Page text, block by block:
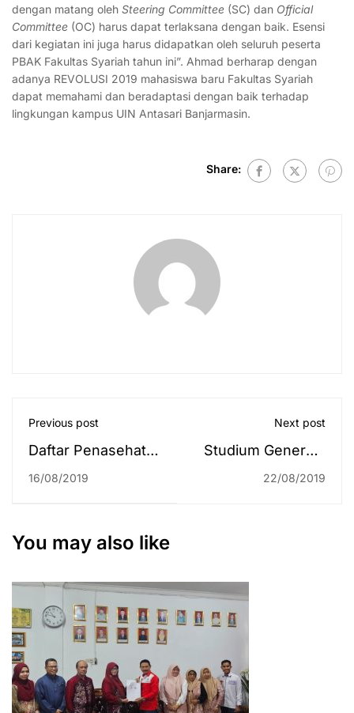
dengan matang oleh Steering Committee (SC) dan Official
Committee (OC) harus dapat terlaksana dengan baik. Esensi
dari kegiatan ini juga harus didapatkan oleh seluruh peserta
PBAK Fakultas Syariah tahun ini”. Ahmad berharap dengan
adanya REVOLUSI 2019 mahasiswa baru Fakultas Syariah
dapat memahami dan beradaptasi dengan baik terhadap
lingkungan kampus UIN Antasari Banjarmasin.
Share:
Previous post
Daftar Penasehat
Akademik
Angkatan 2019
16/08/2019
Next post
Studium Generale
Fakultas Syariah
22/08/2019
You may also like